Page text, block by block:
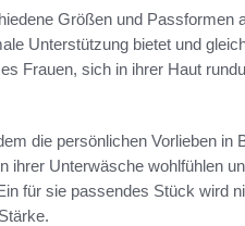
Größen und Passformen
Unterstützung bietet und
Frauen, sich in ihrer Haut
die persönlichen Vorlieben in
ihrer Unterwäsche wohlfühlen
für sie passendes Stück wird